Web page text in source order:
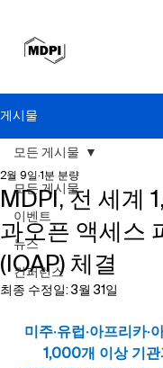
게시물
모든 게시물
이벤트
뉴스
컨퍼런스
모든 게시물
MDPI, 전 세계
과오픈 액세스
(IOAP) 체결
2월 9일 1분 분량
최종 수정일: 3월 31일
미주·유럽·아프리카·
1,000개 이상 기